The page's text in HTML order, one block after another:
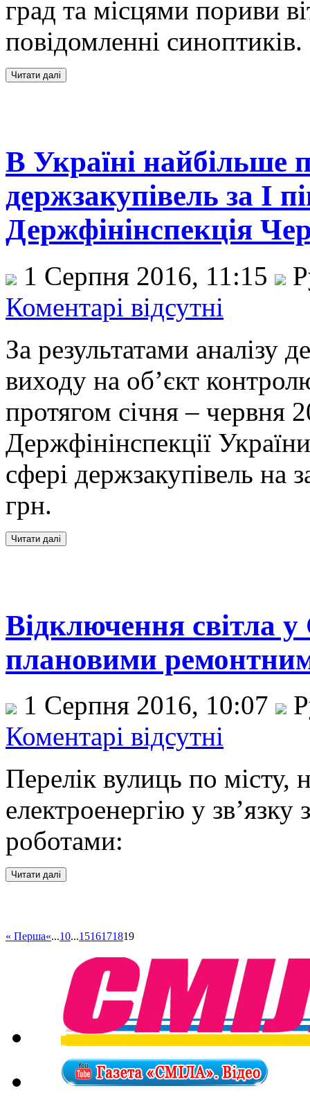
град та місцями пориви
повідомленні синоптиків.
В Україні найбільше
держзакупівель за І
Держфінінспекція
1 Серпня 2016, 11:15
Коментарі відсутні
За результатами аналізу
виходу на об’єкт
протягом січня – червня
Держфінінспекції
сфері держзакупівель на
грн.
Відключення світла у
плановими
1 Серпня 2016, 10:07
Коментарі відсутні
Перелік вулиць по місту,
електроенергію у
роботами:
« Перша«...10...1516171819